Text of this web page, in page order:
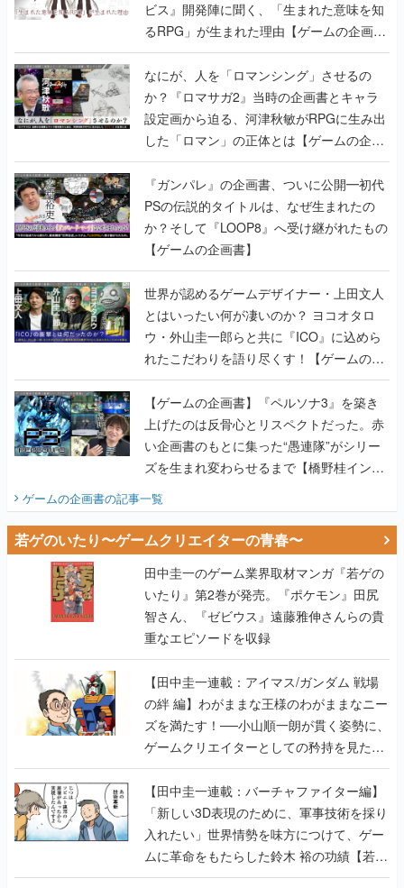
ビス』開発陣に聞く、「生まれた意味を知
るRPG」が生まれた理由【ゲームの企画
書】
なにが、人を「ロマンシング」させるの
か？『ロマサガ2』当時の企画書とキャラ
設定画から迫る、河津秋敏がRPGに生み出
した「ロマン」の正体とは【ゲームの企画
書】
『ガンパレ』の企画書、ついに公開━初代
PSの伝説的タイトルは、なぜ生まれたの
か？そして『LOOP8』へ受け継がれたもの
【ゲームの企画書】
世界が認めるゲームデザイナー・上田文人
とはいったい何が凄いのか？ ヨコオタロ
ウ・外山圭一郎らと共に『ICO』に込めら
れたこだわりを語り尽くす！【ゲームの企
画書】
【ゲームの企画書】『ペルソナ3』を築き
上げたのは反骨心とリスペクトだった。赤
い企画書のもとに集った“愚連隊”がシリー
ズを生まれ変わらせるまで【橋野桂インタ
ビュー】
ゲームの企画書の記事一覧
若ゲのいたり〜ゲームクリエイターの青春〜
田中圭一のゲーム業界取材マンガ『若ゲの
いたり』第2巻が発売。『ポケモン』田尻
智さん、『ゼビウス』遠藤雅伸さんらの貴
重なエピソードを収録
【田中圭一連載：アイマス/ガンダム 戦場
の絆 編】わがままな王様のわがままなニー
ズを満たす！──小山順一朗が貫く姿勢に、
ゲームクリエイターとしての矜持を見た
【若ゲのいたり最終回】
【田中圭一連載：バーチャファイター編】
「新しい3D表現のために、軍事技術を採り
入れたい」世界情勢を味方につけて、ゲー
ムに革命をもたらした鈴木 裕の功績【若ゲ
のいたり】